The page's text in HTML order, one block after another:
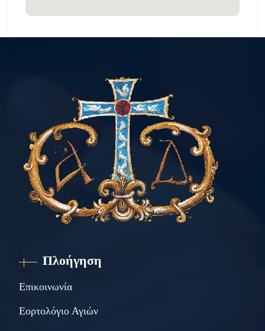
Πλοήγηση
Επικοινωνία
Εορτολόγιο Αγιών